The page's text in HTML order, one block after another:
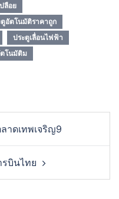
ลือย
ตูอัตโนมัติราคาถูก
ประตูเลื่อนไฟฟ้า
โนมัติม
าดเทพเจริญ9
บินไทย